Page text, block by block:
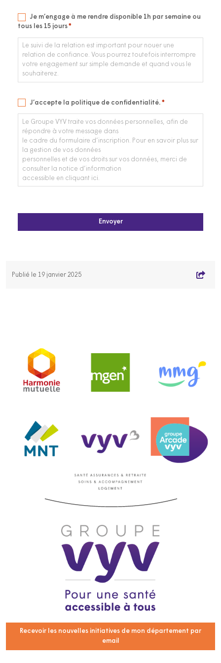
Disponibilité
*
Je m’engage à me rendre disponible 1h par semaine ou
tous les 15 jours*
Le suivi de la relation est important pour nouer une
relation de confiance. Vous pourrez toutefois interrompre
votre engagement sur simple demande et quand vous le
souhaiterez.
RGPD
*
J’accepte la politique de confidentialité. *
Le Groupe VYV traite vos données personnelles, afin de
répondre à votre message dans
le cadre du formulaire d’inscription. Pour en savoir plus sur
la gestion de vos données
personnelles et de vos droits sur vos données, merci de
consulter la notice d’information
accessible en cliquant ici.
Envoyer
Publié le 19 janvier 2025
Recevoir les nouvelles initiatives de mon département par
email